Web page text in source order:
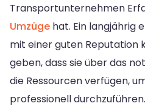
Transportunternehmen
Umzüge hat. Ein langjährig
mit einer guten Reputation
geben, dass sie über das
die Ressourcen verfügen,
professionell durchzuführen.